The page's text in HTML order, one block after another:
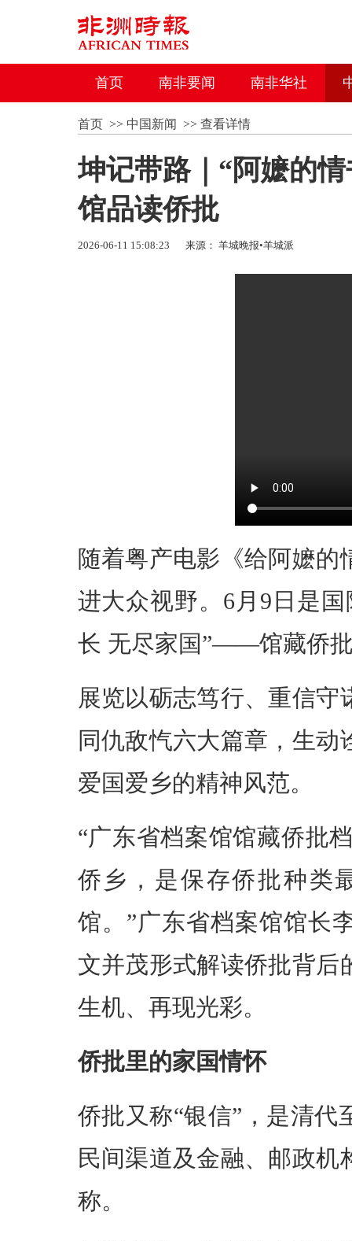
首页 南非要闻 南非华社
首页>> 中国新闻 >> 查看详情
坤记带路｜“阿嬷的
馆品读侨批
2026-06-11 15:08:23 来源： 羊城晚报•羊城派
随着粤产电影《给阿嬷
进大众视野。6月9日是
长 无尽家国”——馆藏侨
展览以砺志笃行、重信
同仇敌忾六大篇章，生
爱国爱乡的精神风范。
“广东省档案馆馆藏侨批
侨乡，是保存侨批种类
馆。”广东省档案馆馆长
文并茂形式解读侨批背后
生机、再现光彩。
侨批里的家国情怀
侨批又称“银信”，是清代
民间渠道及金融、邮政
称。